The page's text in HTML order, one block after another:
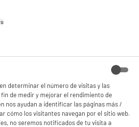
producto : 100% PRECIOS BAJOS
de respuesta (ms) : 1ms
: Vga,Hdmi (Cable Incluidos)
€96
a tus preferencias
en las redes sociales
Gestionar cookies
✔ ACEPTAR TODAS
determinar el número de visitas y las
de medir y mejorar el rendimiento de
nos ayudan a identificar las páginas más /
cómo los visitantes navegan por el sitio web.
no seremos notificados de tu visita a